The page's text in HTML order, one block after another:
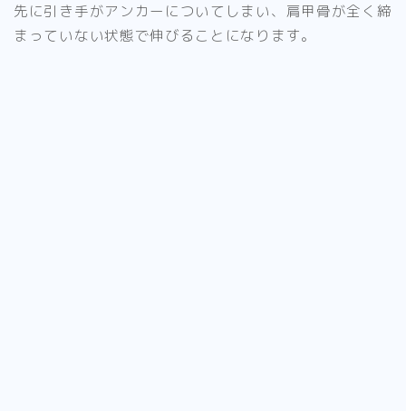
先に引き手がアンカーについてしまい、肩甲骨が全く締
まっていない状態で伸びることになります。